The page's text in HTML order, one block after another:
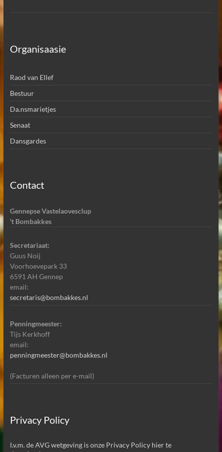
Organisaasie
Raod van Ellef
Bestuur
Da.nsmarietjes
Senaat
Dansgardes
Contact
Gennepse Vastelaovesclup
't Bombakkes
Secretariaat:
Guus Noij
Voorhoevepark 33
6591 AH Gennep
email:
secretaris@bombakkes.nl
Penningmeester:
Tijs Kerkhoff
email:
penningmeester@bombakkes.nl
(Facturen alleen per e-mail)
Privacy Policy
I.v.m. de AVG wetgeving is onze Privacy Policy hier te